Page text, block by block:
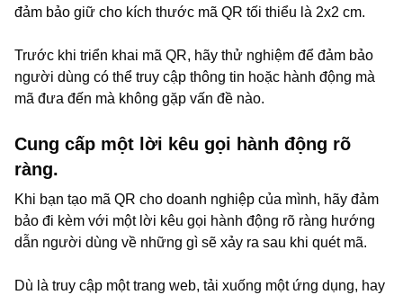
đảm bảo giữ cho kích thước mã QR tối thiểu là 2x2 cm.
Trước khi triển khai mã QR, hãy thử nghiệm để đảm bảo
người dùng có thể truy cập thông tin hoặc hành động mà
mã đưa đến mà không gặp vấn đề nào.
Cung cấp một lời kêu gọi hành động rõ
ràng.
Khi bạn tạo mã QR cho doanh nghiệp của mình, hãy đảm
bảo đi kèm với một lời kêu gọi hành động rõ ràng hướng
dẫn người dùng về những gì sẽ xảy ra sau khi quét mã.
Dù là truy cập một trang web, tải xuống một ứng dụng, hay